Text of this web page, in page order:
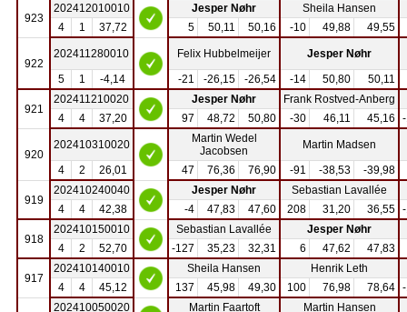
923
202412010010 Jesper Nøhr
Sheila Hansen
4
1 37,72 5 50,11 50,16 -10 49,88 49,55
922
202411280010 Felix Hubbelmeijer
Jesper Nøhr
5
1 -4,14 -21 -26,15 -26,54 -14 50,80 50,11
921
202411210020 Jesper Nøhr
Frank Rostved-Anberg
4
4 37,20 97 48,72 50,80 -30 46,11 45,16
920
202410310020
Martin Wedel
Jacobsen
Martin Madsen
4
2 26,01 47 76,36 76,90 -91 -38,53 -39,98
919
202410240040 Jesper Nøhr
Sebastian Lavallée
4
4 42,38 -4 47,83 47,60 208 31,20 36,55
918
202410150010 Sebastian Lavallée
Jesper Nøhr
4
2 52,70 -127 35,23 32,31 6 47,62 47,83
917
202410140010 Sheila Hansen
Henrik Leth
4
4 45,12 137 45,98 49,30 100 76,98 78,64
202410050020 Martin Faartoft
Martin Hansen